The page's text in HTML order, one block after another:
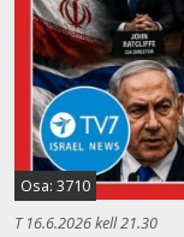
Osa: 3710
T 16.6.2026 kell 21.30